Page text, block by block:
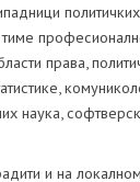
права,
наука,
и на